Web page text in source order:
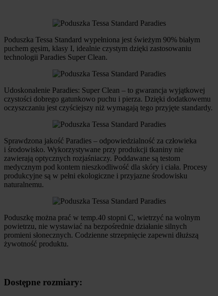
Poduszka Tessa Standard wypełniona jest świeżym 90% białym
puchem gęsim, klasy I, idealnie czystym dzięki zastosowaniu
technologii Paradies Super Clean.
Udoskonalenie Paradies: Super Clean – to gwarancja wyjątkowej
czystości dobrego gatunkowo puchu i pierza. Dzięki dodatkowemu
oczyszczaniu jest czyściejszy niż wymagają tego przyjęte standardy.
Sprawdzona jakość Paradies – odpowiedzialność za człowieka
i środowisko. Wykorzystywane przy produkcji tkaniny nie
zawierają optycznych rozjaśniaczy. Poddawane są testom
medycznym pod kontem nieszkodliwość dla skóry i ciała. Procesy
produkcyjne są w pełni ekologiczne i przyjazne środowisku
naturalnemu.
Poduszkę można prać w temp.40 stopni C, wietrzyć na wolnym
powietrzu, nie wystawiać na bezpośrednie działanie silnych
promieni słonecznych. Codzienne strzepnięcie zapewni dłuższą
żywotność produktu.
Dostępne rozmiary: